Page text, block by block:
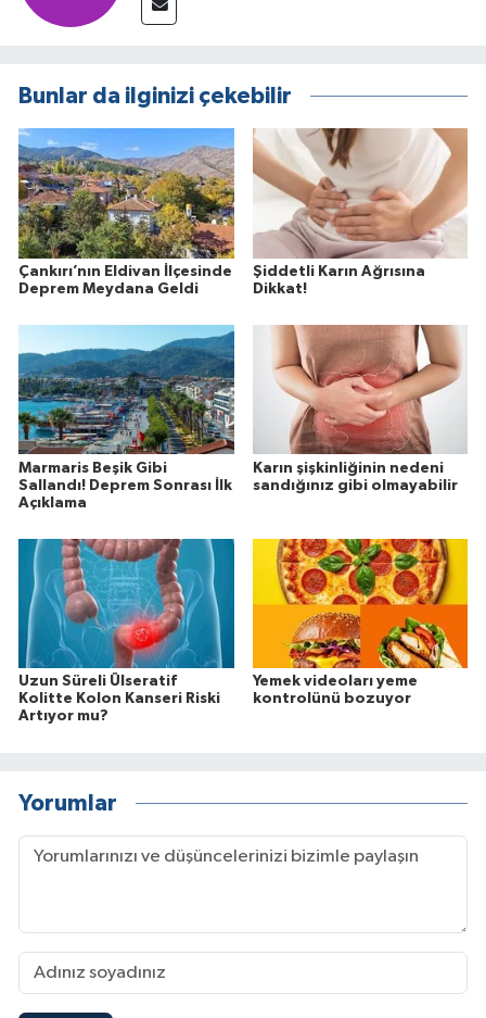
Bunlar da ilginizi çekebilir
Çankırı’nın Eldivan İlçesinde
Deprem Meydana Geldi
Şiddetli Karın Ağrısına
Dikkat!
Marmaris Beşik Gibi
Sallandı! Deprem Sonrası İlk
Açıklama
Karın şişkinliğinin nedeni
sandığınız gibi olmayabilir
Uzun Süreli Ülseratif
Kolitte Kolon Kanseri Riski
Artıyor mu?
Yemek videoları yeme
kontrolünü bozuyor
Yorumlar